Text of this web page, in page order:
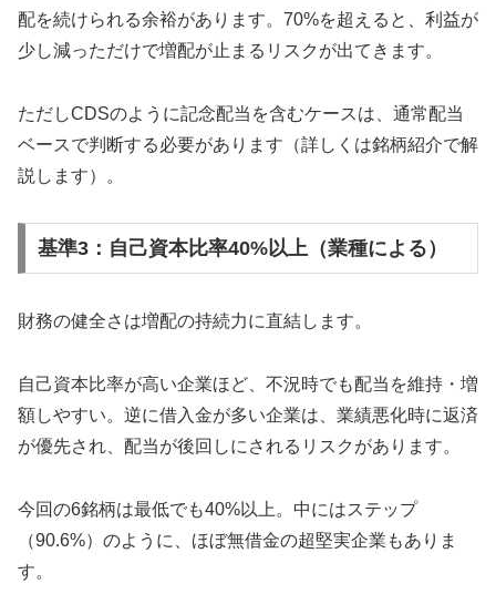
配を続けられる余裕があります。70%を超えると、利益が
少し減っただけで増配が止まるリスクが出てきます。
ただしCDSのように記念配当を含むケースは、通常配当
ベースで判断する必要があります（詳しくは銘柄紹介で解
説します）。
基準3：自己資本比率40%以上（業種による）
財務の健全さは増配の持続力に直結します。
自己資本比率が高い企業ほど、不況時でも配当を維持・増
額しやすい。逆に借入金が多い企業は、業績悪化時に返済
が優先され、配当が後回しにされるリスクがあります。
今回の6銘柄は最低でも40%以上。中にはステップ
（90.6%）のように、ほぼ無借金の超堅実企業もありま
す。